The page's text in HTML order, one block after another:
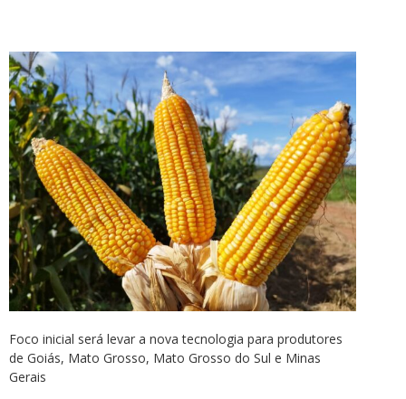
Foco inicial será levar a nova tecnologia para produtores
de Goiás, Mato Grosso, Mato Grosso do Sul e Minas
Gerais